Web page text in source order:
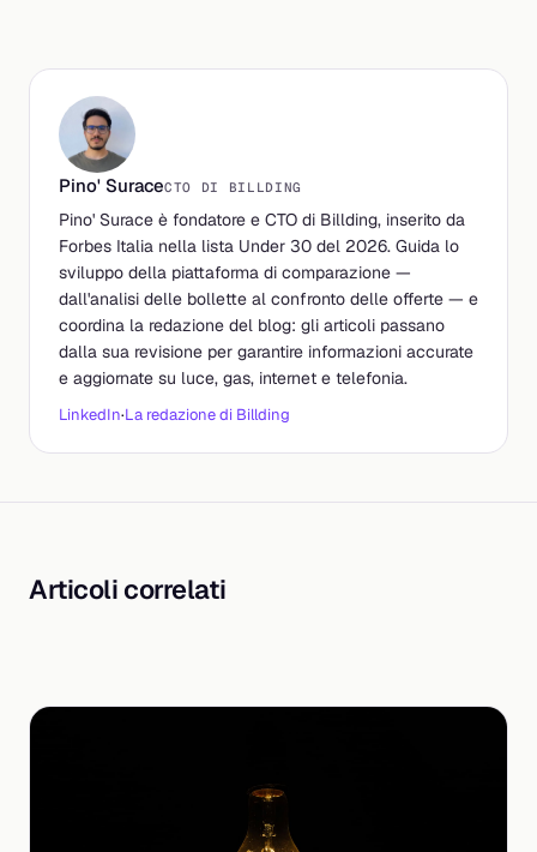
Pino' SuraceCTO DI BILLDING
Pino' Surace è fondatore e CTO di Billding, inserito da
Forbes Italia nella lista Under 30 del 2026. Guida lo
sviluppo della piattaforma di comparazione —
dall'analisi delle bollette al confronto delle offerte — e
coordina la redazione del blog: gli articoli passano
dalla sua revisione per garantire informazioni accurate
e aggiornate su luce, gas, internet e telefonia.
LinkedIn·La redazione di Billding
Articoli correlati